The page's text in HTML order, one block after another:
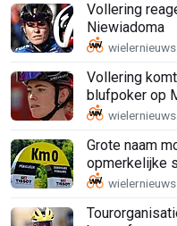
Vollering
Niewiadoma
Vollering
blufpoker op
Grote naam
opmerkelijke